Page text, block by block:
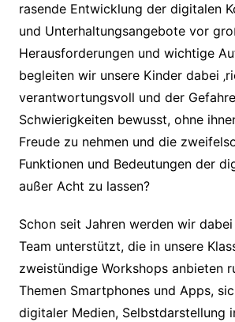
rasende Entwicklung der digitalen
und Unterhaltungsangebote vor
Herausforderungen und wichtige
begleiten wir unsere Kinder dabei
verantwortungsvoll und der
Schwierigkeiten bewusst, ohne
Freude zu nehmen und die
Funktionen und Bedeutungen der
außer Acht zu lassen?
Schon seit Jahren werden wir
Team unterstützt, die in unsere
zweistündige Workshops anbieten
Themen Smartphones und Apps,
digitaler Medien, Selbstdarstellung